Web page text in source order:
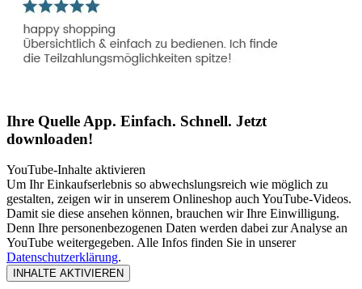
Ihre Quelle App. Einfach. Schnell. Jetzt
downloaden!
YouTube-Inhalte aktivieren
Um Ihr Einkaufserlebnis so abwechslungsreich wie möglich zu
gestalten, zeigen wir in unserem Onlineshop auch YouTube-Videos.
Damit sie diese ansehen können, brauchen wir Ihre Einwilligung.
Denn Ihre personenbezogenen Daten werden dabei zur Analyse an
YouTube weitergegeben. Alle Infos finden Sie in unserer
Datenschutzerklärung.
INHALTE AKTIVIEREN